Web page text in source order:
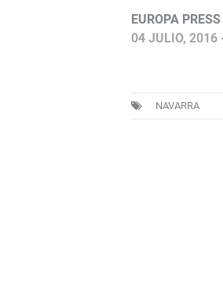
EUROPA PRESS
04 JULIO, 2016
NAVARRA